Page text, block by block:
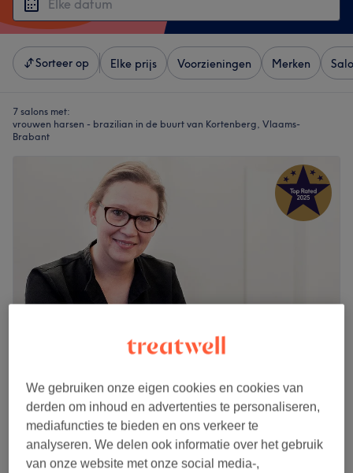
Sorteer op Elke prijs Voorzieningen Merken
7 salons met:
vrouwen harsen - brazilian in de buurt van Kortenberg, Vlaams-
Brabant
Institut Anne Thissen
5,0
1401 reviews
Wezembeek-Oppem, Vlaams-Brabant
Laat zien op de kaart
Femme - Épilation à la cire : Maillot intégral
We gebruiken onze eigen cookies en cookies van
derden om inhoud en advertenties te personaliseren,
mediafuncties te bieden en ons verkeer te
analyseren. We delen ook informatie over het gebruik
van onze website met onze social media-,